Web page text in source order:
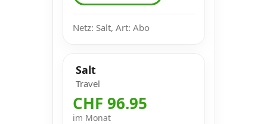
Netz: Salt, Art: Abo
Salt
Travel
CHF 96.95
im Monat